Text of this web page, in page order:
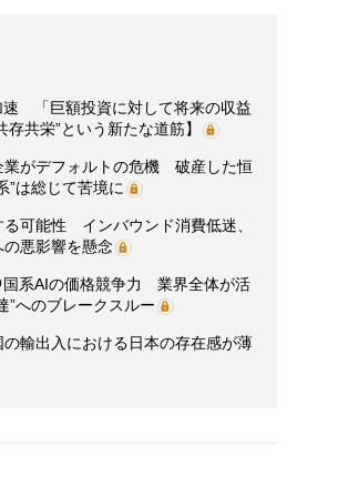
「巨額投資に対して将来の収益
共栄”という新たな道筋】
業がデフォルトの危機 破産した恒
”は総じて苦境に
可能性 インバウンド消費低迷、
悪影響を懸念
国系AIの価格競争力 業界全体が活
”へのブレークスルー
輸出入における日本の存在感が薄